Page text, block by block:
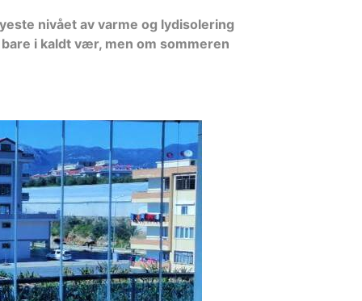
nivået av varme og lydisolering
i kaldt vær, men om sommeren